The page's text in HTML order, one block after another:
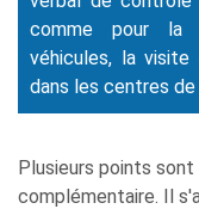
comme pour la
véhicules, la
dans les centres
Plusieurs points
complémentaire. Il